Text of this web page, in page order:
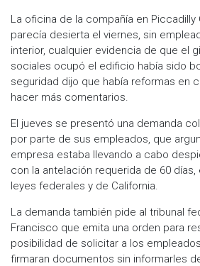
La oficina de la compañía en Piccadilly
parecía desierta el viernes, sin
interior, cualquier evidencia de que el
sociales ocupó el edificio había sido
seguridad dijo que había reformas en
hacer más comentarios.
El jueves se presentó una demanda
por parte de sus empleados, que
empresa estaba llevando a cabo
con la antelación requerida de 60 días,
leyes federales y de California.
La demanda también pide al tribunal
Francisco que emita una orden para
posibilidad de solicitar a los
firmaran documentos sin informarles